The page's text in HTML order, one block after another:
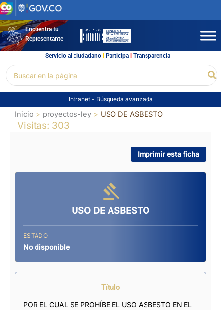
Ir
al
contenidoEncuentra tu
Representante
Servicio al ciudadano l Participal Transparencia
por:
Intranet - Búsqueda avanzada
Inicio proyectos-ley USO DE ASBESTO
Visitas: 303
Imprimir esta ficha
USO DE ASBESTO
ESTADO
No disponible
Título
POR EL CUAL SE PROHÍBE EL USO ASBESTO EN EL